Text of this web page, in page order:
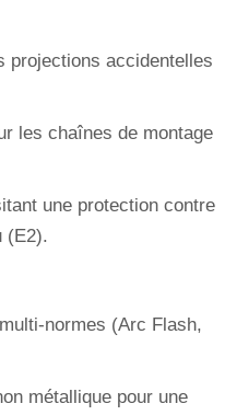
projections accidentelles
les chaînes de montage
une protection contre
(E2).
multi-normes (Arc Flash,
métallique pour une